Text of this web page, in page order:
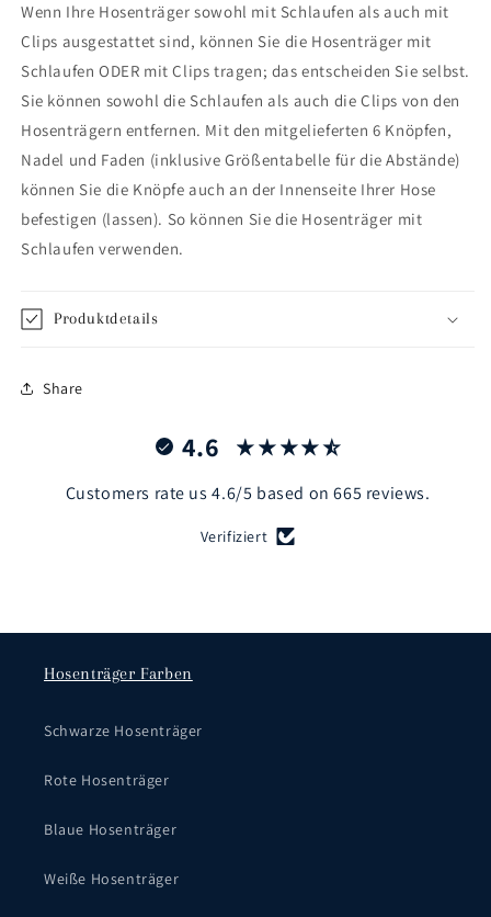
Wenn Ihre Hosenträger sowohl mit Schlaufen als auch mit
Clips ausgestattet sind, können Sie die Hosenträger mit
Schlaufen ODER mit Clips tragen; das entscheiden Sie selbst.
Sie können sowohl die Schlaufen als auch die Clips von den
Hosenträgern entfernen. Mit den mitgelieferten 6 Knöpfen,
Nadel und Faden (inklusive Größentabelle für die Abstände)
können Sie die Knöpfe auch an der Innenseite Ihrer Hose
befestigen (lassen). So können Sie die Hosenträger mit
Schlaufen verwenden.
Produktdetails
Share
4.6
Customers rate us 4.6/5 based on 665 reviews.
Verifiziert
Hosenträger Farben
Schwarze Hosenträger
Rote Hosenträger
Blaue Hosenträger
Weiße Hosenträger